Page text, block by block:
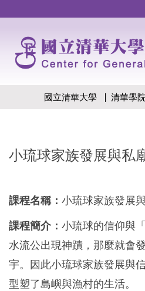
國立清華大學 清華學院
小琉球家族發展與私
課程名稱： 小琉球家族發展
課程簡介： 小琉球的信仰與
水流公出現神蹟，那麼就會
宇。因此小琉球家族發展與
型塑了島嶼與漁村的生活。